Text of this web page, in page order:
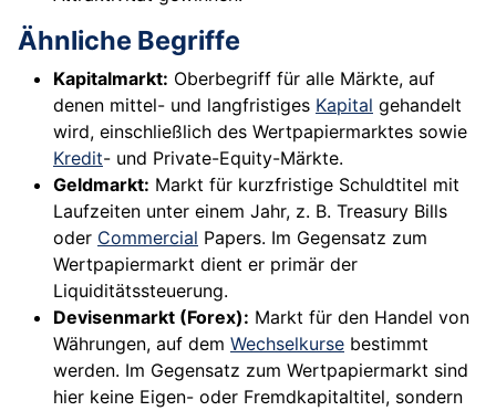
Ähnliche Begriffe
Kapitalmarkt: Oberbegriff für alle Märkte, auf
denen mittel- und langfristiges Kapital gehandelt
wird, einschließlich des Wertpapiermarktes sowie
Kredit- und Private-Equity-Märkte.
Geldmarkt: Markt für kurzfristige Schuldtitel mit
Laufzeiten unter einem Jahr, z. B. Treasury Bills
oder Commercial Papers. Im Gegensatz zum
Wertpapiermarkt dient er primär der
Liquiditätssteuerung.
Devisenmarkt (Forex): Markt für den Handel von
Währungen, auf dem Wechselkurse bestimmt
werden. Im Gegensatz zum Wertpapiermarkt sind
hier keine Eigen- oder Fremdkapitaltitel, sondern